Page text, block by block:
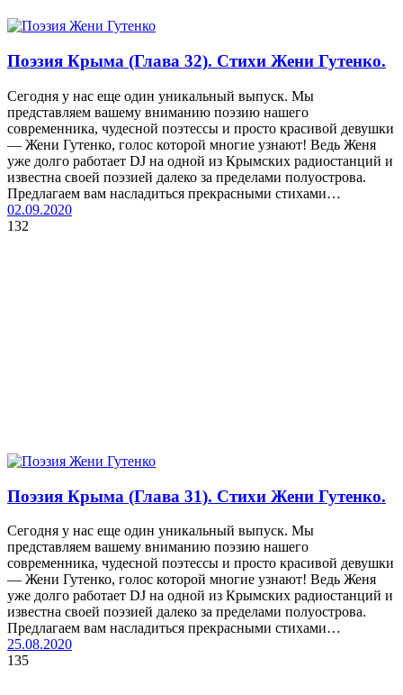
Поэзия Крыма (Глава 32). Стихи Жени Гутенко.
Сегодня у нас еще один уникальный выпуск. Мы
представляем вашему вниманию поэзию нашего
современника, чудесной поэтессы и просто красивой девушки
— Жени Гутенко, голос которой многие узнают! Ведь Женя
уже долго работает DJ на одной из Крымских радиостанций и
известна своей поэзией далеко за пределами полуострова.
Предлагаем вам насладиться прекрасными стихами…
02.09.2020
132
Поэзия Крыма (Глава 31). Стихи Жени Гутенко.
Сегодня у нас еще один уникальный выпуск. Мы
представляем вашему вниманию поэзию нашего
современника, чудесной поэтессы и просто красивой девушки
— Жени Гутенко, голос которой многие узнают! Ведь Женя
уже долго работает DJ на одной из Крымских радиостанций и
известна своей поэзией далеко за пределами полуострова.
Предлагаем вам насладиться прекрасными стихами…
25.08.2020
135